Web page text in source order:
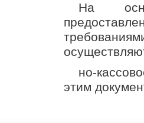
На
но-
этим